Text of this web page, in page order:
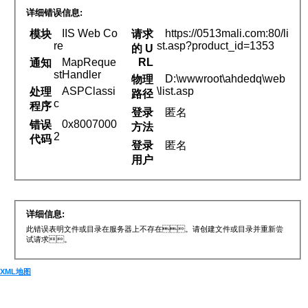
详细错误信息:
模块
IIS Web Co
re
通知
MapReque
stHandler
处理
程序
ASPClassi
c
错误
代码
0x8007000
2
请求
的 U
RL
https://0513mali.com:80/li
st.asp?product_id=1353
物理
路径
D:\wwwroot\ahdedq\web
\list.asp
登录
方法
匿名
登录
用户
匿名
详细信息:
此错误表明文件或目录在服务器上不存在。请创建文件或目录并重新尝
试请求 。
XML地图